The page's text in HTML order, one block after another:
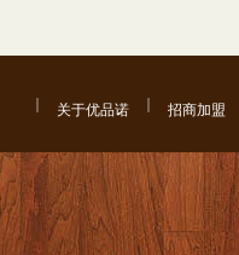
关于优品诺 招商加盟